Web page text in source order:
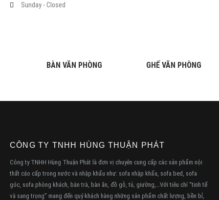
Sunday - Closed
BÀN VĂN PHÒNG GHẾ VĂN PHÒNG
CÔNG TY TNHH HÙNG THUẬN PHÁT
Công ty TNHH Hùng Thuận Phát là đơn vị chuyên cung cấp các sản phẩm nội
thất cáo cấp trong nước và nhập khẩu như: sofa nhập khẩu, sofa bed, sofa
góc, sofa phòng khách, bàn trà, bàn ăn, đồ gỗ, tủ, giường,…Với tiêu chí “tinh tế
và sang trọng” mang đến quý khách hàng những sản phẩm chất lượng, bền bỉ,